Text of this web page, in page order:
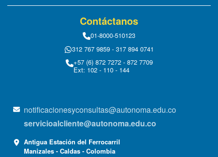
Contáctanos
01-8000-510123
312 767 9859 - 317 894 0741
+57 (6) 872 7272 - 872 7709
Ext: 102 - 110 - 144
notificacionesyconsultas@autonoma.edu.co
servicioalcliente@autonoma.edu.co
Antigua Estación del Ferrocarril
Manizales - Caldas - Colombia